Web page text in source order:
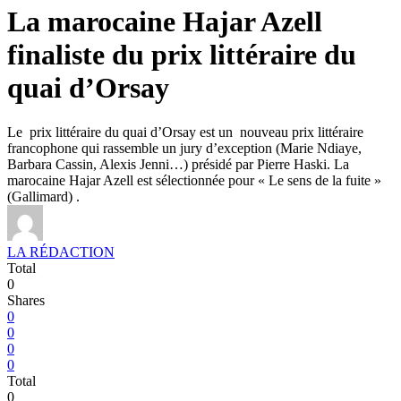
La marocaine Hajar Azell
finaliste du prix littéraire du
quai d’Orsay
Le prix littéraire du quai d’Orsay est un nouveau prix littéraire
francophone qui rassemble un jury d’exception (Marie Ndiaye,
Barbara Cassin, Alexis Jenni…) présidé par Pierre Haski. La
marocaine Hajar Azell est sélectionnée pour « Le sens de la fuite »
(Gallimard) .
LA RÉDACTION
Total
0
Shares
0
0
0
0
Total
0